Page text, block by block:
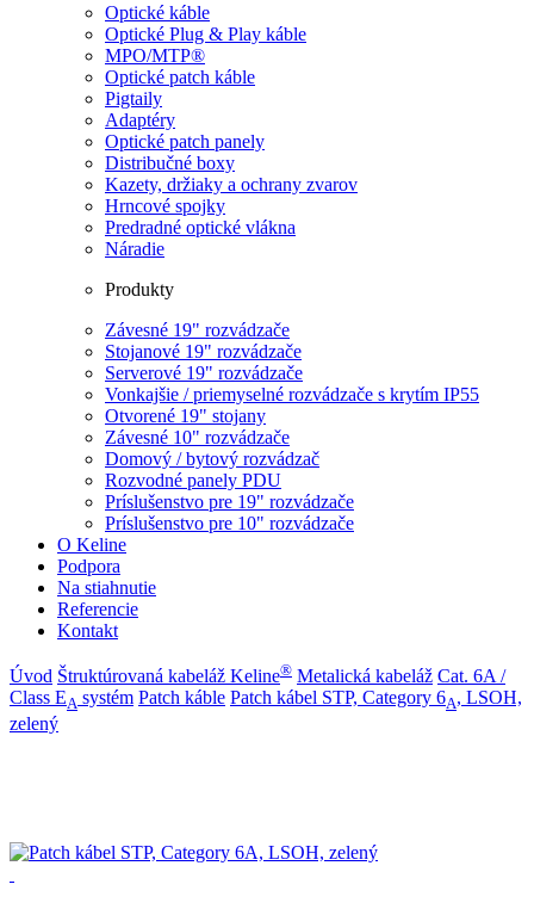
Optické káble
Optické Plug & Play káble
MPO/MTP®
Optické patch káble
Pigtaily
Adaptéry
Optické patch panely
Distribučné boxy
Kazety, držiaky a ochrany zvarov
Hrncové spojky
Predradné optické vlákna
Náradie
Produkty
Závesné 19" rozvádzače
Stojanové 19" rozvádzače
Serverové 19" rozvádzače
Vonkajšie / priemyselné rozvádzače s krytím IP55
Otvorené 19" stojany
Závesné 10" rozvádzače
Domový / bytový rozvádzač
Rozvodné panely PDU
Príslušenstvo pre 19" rozvádzače
Príslušenstvo pre 10" rozvádzače
O Keline
Podpora
Na stiahnutie
Referencie
Kontakt
Úvod Štruktúrovaná kabeláž Keline® Metalická kabeláž Cat. 6A /
Class EA systém Patch káble Patch kábel STP, Category 6A, LSOH,
zelený